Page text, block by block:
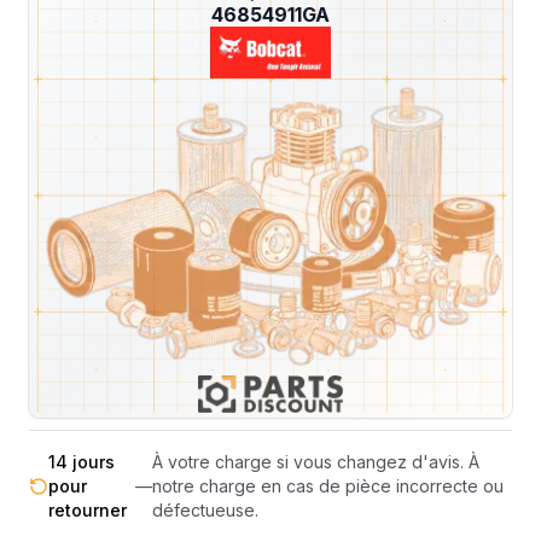
46854911GA
Machines compatibles
Expédition et Retours
sous 48-
72h
—
Sous réserve de disponibilité des stocks.
Livraison estimée 24h/48h par les
transporteurs.
France
métropolitaine
Livraison exclusivement en France
métropolitaine (hors Corse et DOM-
TOM).
totale
Pas de surprise : le coût exact est
calculé selon le poids et le volume de
votre commande avant paiement.
14 jours
pour
retourner
—
À votre charge si vous changez d'avis. À
notre charge en cas de pièce incorrecte ou
défectueuse.